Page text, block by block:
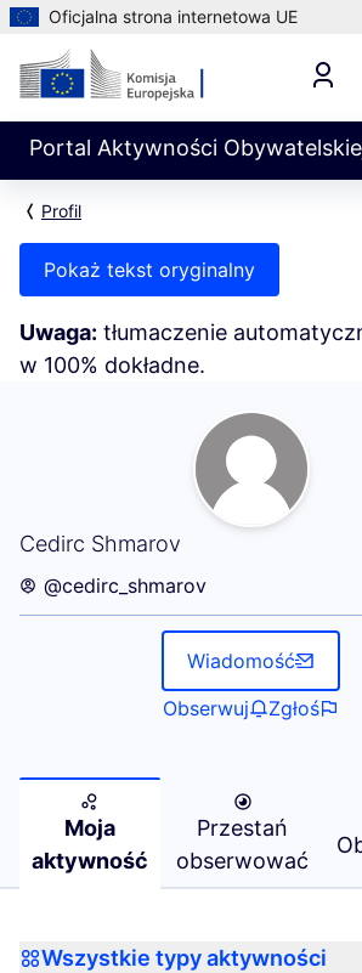
Oficjalna strona internetowa UE
Portal Aktywności
Profil
Pokaż tekst oryginalny
Uwaga: tłumaczenie
w 100% dokładne.
Cedirc Shmarov
Moja aktywność (Cedirc Shmarov)
@cedirc_shmarov
Wiadomość
Obserwuj
Zgłoś
Moja
aktywność
Przestań
obserwować
Wszystkie typy aktywności